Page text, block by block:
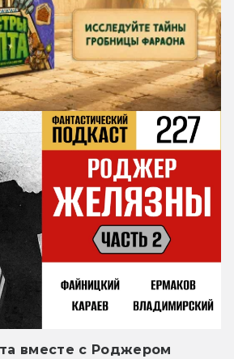
вместе с Роджером